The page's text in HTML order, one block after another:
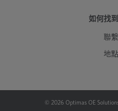
如何找
聯繫
地點
© 2026 Optimas OE